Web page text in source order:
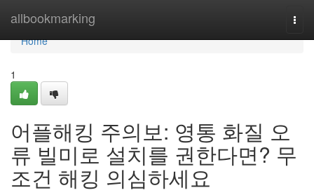
allbookmarking
Home
Home
1
어플해킹 주의보: 영통 화질 오
류 빌미로 설치를 권한다면? 무
조건 해킹 의심하세요